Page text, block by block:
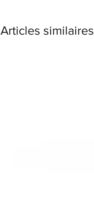
Articles similaires